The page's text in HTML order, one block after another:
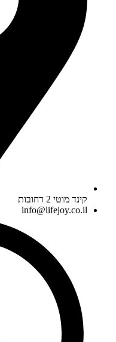
קינד מוטי 2 רחובות
info@lifejoy.co.il